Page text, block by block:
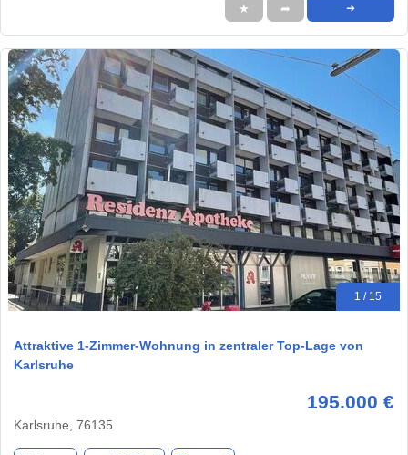
★ ➦ ➜
1 / 15
Attraktive 1-Zimmer-Wohnung in zentraler Top-Lage von
Karlsruhe
195.000 €
Karlsruhe, 76135